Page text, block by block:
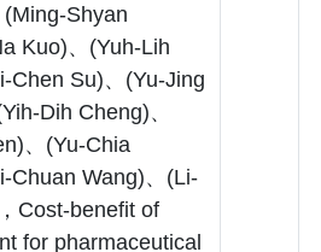
Shyan
Kuo)、(Yuh-Lih
Chen Su)、(Yu-Jing
Dih Cheng)、
、(Yu-Chia
Chuan Wang)、(Li-
Cost‐benefit of
for pharmaceutical